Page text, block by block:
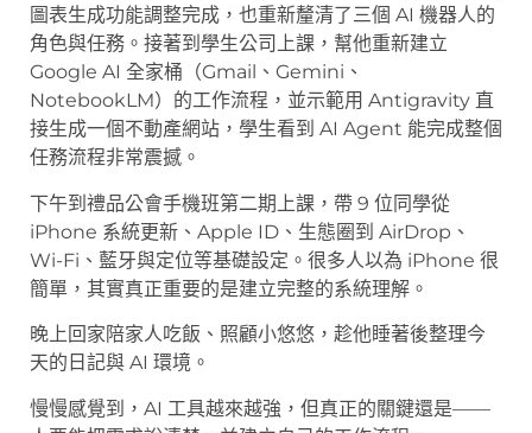
圖表生成功能調整完成，也重新釐清了三個 AI 機器人的
角色與任務。接著到學生公司上課，幫他重新建立
Google AI 全家桶（Gmail、Gemini、
NotebookLM）的工作流程，並示範用 Antigravity 直
接生成一個不動產網站，學生看到 AI Agent 能完成整個
任務流程非常震撼。
下午到禮品公會手機班第二期上課，帶 9 位同學從
iPhone 系統更新、Apple ID、生態圈到 AirDrop、
Wi-Fi、藍牙與定位等基礎設定。很多人以為 iPhone 很
簡單，其實真正重要的是建立完整的系統理解。
晚上回家陪家人吃飯、照顧小悠悠，趁他睡著後整理今
天的日記與 AI 環境。
慢慢感覺到，AI 工具越來越強，但真正的關鍵還是——